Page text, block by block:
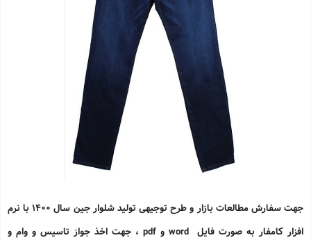
جهت سفارش مطالعات بازار و طرح توجیهی تولید شلوار جین سال 1400 با نرم
افزار کامفار به صورت فایل word و pdf ، جهت اخذ جواز تاسیس و وام و